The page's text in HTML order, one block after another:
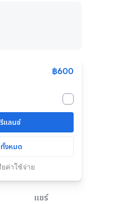
฿600
แลนซ์
งหมด
ค่าใช้จ่าย
แชร์